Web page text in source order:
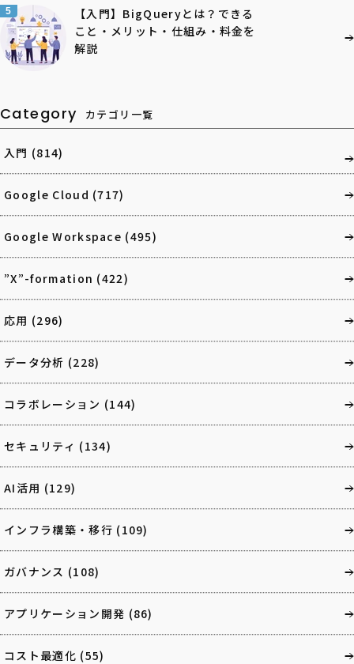
5
【入門】BigQueryとは？できる
こと・メリット・仕組み・料金を
解説
Category カテゴリ一覧
入門 (814)
Google Cloud (717)
Google Workspace (495)
”X”-formation (422)
応用 (296)
データ分析 (228)
コラボレーション (144)
セキュリティ (134)
AI活用 (129)
インフラ構築・移行 (109)
ガバナンス (108)
アプリケーション開発 (86)
コスト最適化 (55)